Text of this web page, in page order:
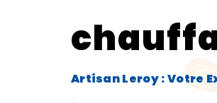
Artisan Leroy : Votre